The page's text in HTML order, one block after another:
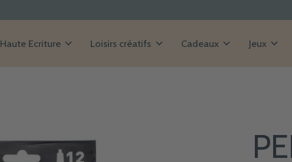
Haute Ecriture Loisirs créatifs Cadeaux Jeux